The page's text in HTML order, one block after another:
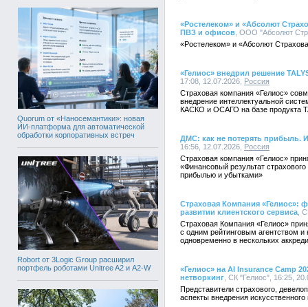
Quorum от «Наносемантики»: новая
ИИ-платформа для автоматической
обработки корпоративных встреч
Robort от 3Logic Group расширил
портфель роботами Unitree A2 и A2-W
«Ростелеком» и «Абсолют
ПВЗ и офисов , ООО "Абсолют
«Ростелеком» и «Абсолют
«Гелиос» внедрил решение
17:08, 12.07.2026, Россия
Страховая компания «Гелиос»
внедрение интеллектуальной
КАСКО и ОСАГО на базе продукта
ДМС: как не потерять прибыль.
16:56, 12.07.2026, Россия
Страховая компания «Гелиос»
«Финансовый результат
прибылью и убытками»
Страховая Компания «Гелиос»:
развитии клиентского сервиса ,
Страховая Компания «Гелиос»
с одним рейтинговым агентством и
одновременно в нескольких
«Гелиос» на AI Insurance Camp
нетворкинг , СК "Гелиос", 16:25,
Представители страхового,
аспекты внедрения